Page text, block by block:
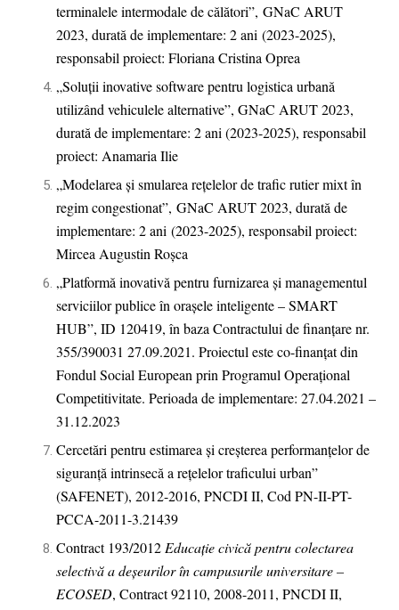
terminalele intermodale de călători”, GNaC ARUT
2023, durată de implementare: 2 ani (2023-2025),
responsabil proiect: Floriana Cristina Oprea
„Soluții inovative software pentru logistica urbană
utilizând vehiculele alternative”, GNaC ARUT 2023,
durată de implementare: 2 ani (2023-2025), responsabil
proiect: Anamaria Ilie
„Modelarea și smularea rețelelor de trafic rutier mixt în
regim congestionat”, GNaC ARUT 2023, durată de
implementare: 2 ani (2023-2025), responsabil proiect:
Mircea Augustin Roșca
„Platformă inovativă pentru furnizarea și managementul
serviciilor publice în orașele inteligente – SMART
HUB”, ID 120419, în baza Contractului de finanţare nr.
355/390031 27.09.2021. Proiectul este co-finanțat din
Fondul Social European prin Programul Operațional
Competitivitate. Perioada de implementare: 27.04.2021 –
31.12.2023
Cercetări pentru estimarea şi creşterea performanţelor de
siguranţă intrinsecă a reţelelor traficului urban”
(SAFENET), 2012-2016, PNCDI II, Cod PN-II-PT-
PCCA-2011-3.21439
Contract 193/2012 Educaţie civică pentru colectarea
selectivă a deşeurilor în campusurile universitare –
ECOSED, Contract 92110, 2008-2011, PNCDI II,